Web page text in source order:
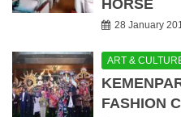
HORSE
28 January
ART &
FASHION